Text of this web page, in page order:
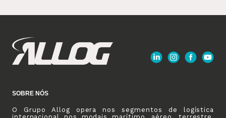
SOBRE NÓS
O Grupo Allog opera nos segmentos de logística